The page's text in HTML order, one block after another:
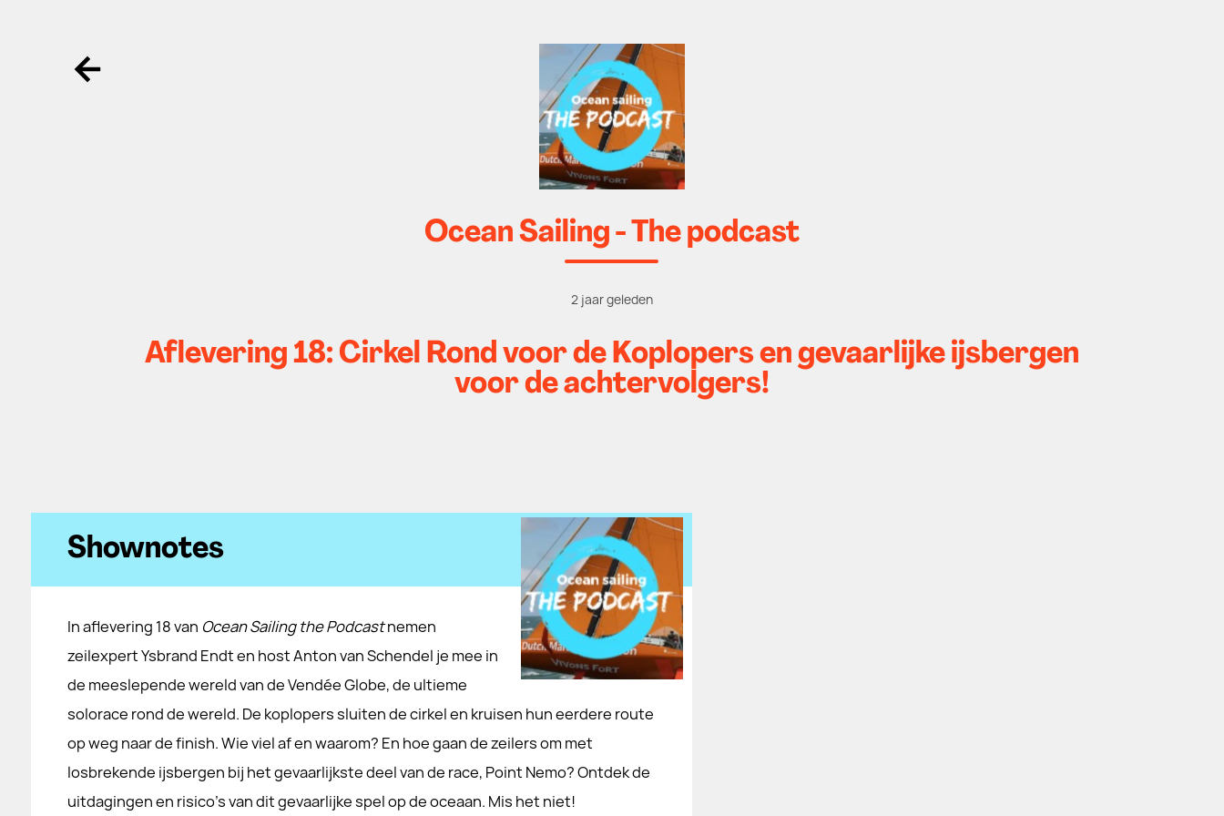
Ga terug
Ocean Sailing - The podcast
2 jaar geleden
Aflevering 18: Cirkel Rond voor de Koplopers en gevaarlijke ijsbergen
voor de achtervolgers!
Shownotes
In aflevering 18 van Ocean Sailing the Podcastnemen
zeilexpert Ysbrand Endt en host Anton van Schendel je mee in
de meeslepende wereld van de Vendée Globe, de ultieme
solorace rond de wereld. De koplopers sluiten de cirkel en kruisen hun eerdere route
op weg naar de finish. Wie viel af en waarom? En hoe gaan de zeilers om met
losbrekende ijsbergen bij het gevaarlijkste deel van de race, Point Nemo? Ontdek de
uitdagingen en risico's van dit gevaarlijke spel op de oceaan. Mis het niet!